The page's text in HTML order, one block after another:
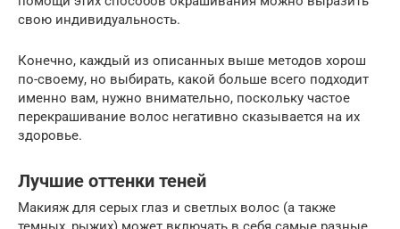
свою индивидуальность.
Конечно, каждый из описанных выше методов хорош
по-своему, но выбирать, какой больше всего подходит
именно вам, нужно внимательно, поскольку частое
перекрашивание волос негативно сказывается на их
здоровье.
Лучшие оттенки теней
Макияж для серых глаз и светлых волос (а также